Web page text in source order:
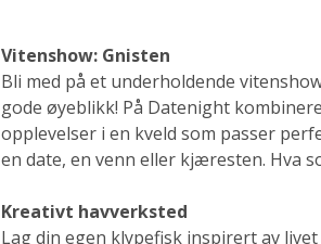
Vitenshow: Gnisten
Bli med på et underholdende
gode øyeblikk! På Datenight
opplevelser i en kveld som passer
en date, en venn eller kjæresten. Hva
Kreativt havverksted
Lag din egen klypefisk inspirert av